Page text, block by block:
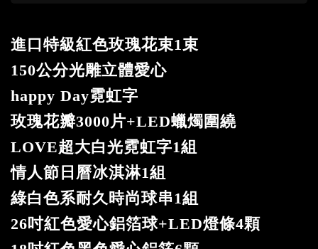
進口特級紅色玫瑰花束1束
150公分光雕立體愛心
happy Day霓虹字
玫瑰花瓣3000片+LED蠟燭圍繞
LOVE超大白光霓虹字1組
情人節日曆冰淇淋1組
綠白色系耐久時尚球串1組
26吋紅色愛心鋁箔球+LED燈條4顆